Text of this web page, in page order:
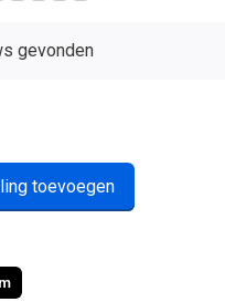
gevonden
toevoegen